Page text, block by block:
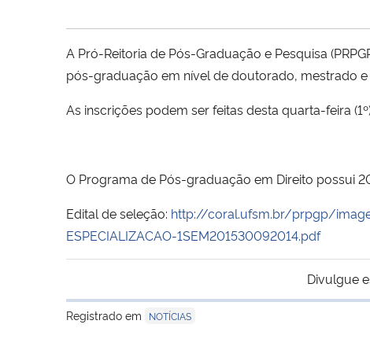
A Pró-Reitoria de Pós-Graduação e Pesquisa
pós-graduação em nível de doutorado, mestrado
As inscrições podem ser feitas desta quarta-feira
O Programa de Pós-graduação em Direito possui
Edital de seleção: http://coral.ufsm.br/prpgp/
ESPECIALIZACAO-1SEM201530092014.pdf
Divulgue
Registrado em
NOTÍCIAS